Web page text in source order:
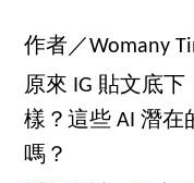
作者／Womany
原來 IG 貼文底
樣？這些 AI 潛在
嗎？